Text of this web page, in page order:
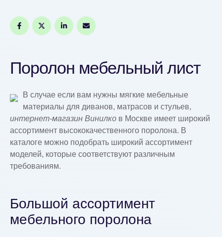
Поролон мебельный лист
В случае если вам нужны мягкие мебельные
материалы для диванов, матрасов и стульев,
интернет-магазин Винилко в Москве имеет широкий
ассортимент высококачественного поролона. В
каталоге можно подобрать широкий ассортимент
моделей, которые соответствуют различным
требованиям.
Большой ассортимент
мебельного поролона